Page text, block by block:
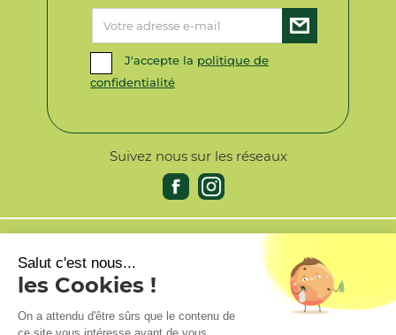
J'accepte la politique de
confidentialité
Suivez nous sur les réseaux
PRODUITS
NOTRE SOCIÉTÉ
Salut c'est nous...
les Cookies !
On a attendu d'être sûrs que le contenu de